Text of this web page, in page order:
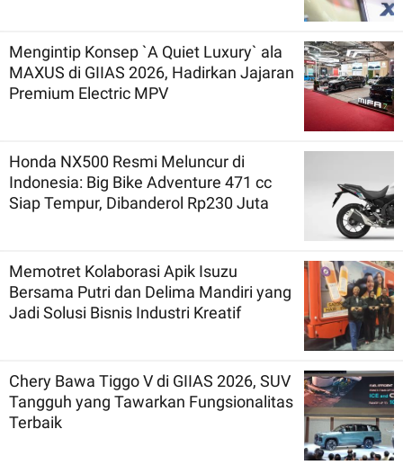
Mengintip Konsep `A Quiet Luxury` ala
MAXUS di GIIAS 2026, Hadirkan Jajaran
Premium Electric MPV
Honda NX500 Resmi Meluncur di
Indonesia: Big Bike Adventure 471 cc
Siap Tempur, Dibanderol Rp230 Juta
Memotret Kolaborasi Apik Isuzu
Bersama Putri dan Delima Mandiri yang
Jadi Solusi Bisnis Industri Kreatif
Chery Bawa Tiggo V di GIIAS 2026, SUV
Tangguh yang Tawarkan Fungsionalitas
Terbaik